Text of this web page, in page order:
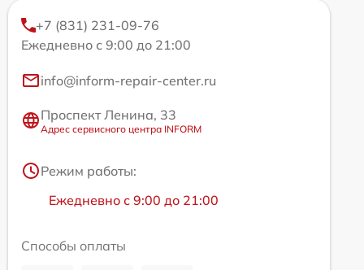
+7 (831) 231-09-76
Ежедневно с 9:00 до 21:00
info@inform-repair-center.ru
Проспект Ленина, 33
Адрес сервисного центра INFORM
Режим работы:
Ежедневно с 9:00 до 21:00
Способы оплаты